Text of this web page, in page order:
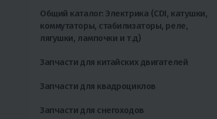
Общий каталог: Электрика (CDI, катушки,
коммутаторы, стабилизаторы, реле,
лягушки, лампочки и т.д)
Запчасти для китайских двигателей
Запчасти для квадроциклов
Запчасти для снегоходов